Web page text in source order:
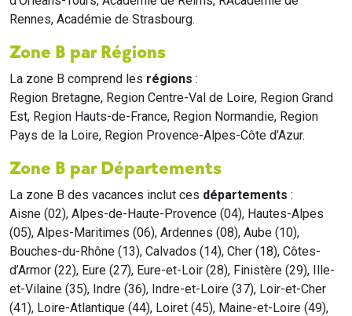
Rennes, Académie de Strasbourg.
Zone B par Régions
La zone B comprend les régions :
Region Bretagne, Region Centre-Val de Loire, Region Grand
Est, Region Hauts-de-France, Region Normandie, Region
Pays de la Loire, Region Provence-Alpes-Côte d’Azur.
Zone B par Départements
La zone B des vacances inclut ces départements :
Aisne (02), Alpes-de-Haute-Provence (04), Hautes-Alpes
(05), Alpes-Maritimes (06), Ardennes (08), Aube (10),
Bouches-du-Rhône (13), Calvados (14), Cher (18), Côtes-
d’Armor (22), Eure (27), Eure-et-Loir (28), Finistère (29), Ille-
et-Vilaine (35), Indre (36), Indre-et-Loire (37), Loir-et-Cher
(41), Loire-Atlantique (44), Loiret (45), Maine-et-Loire (49),